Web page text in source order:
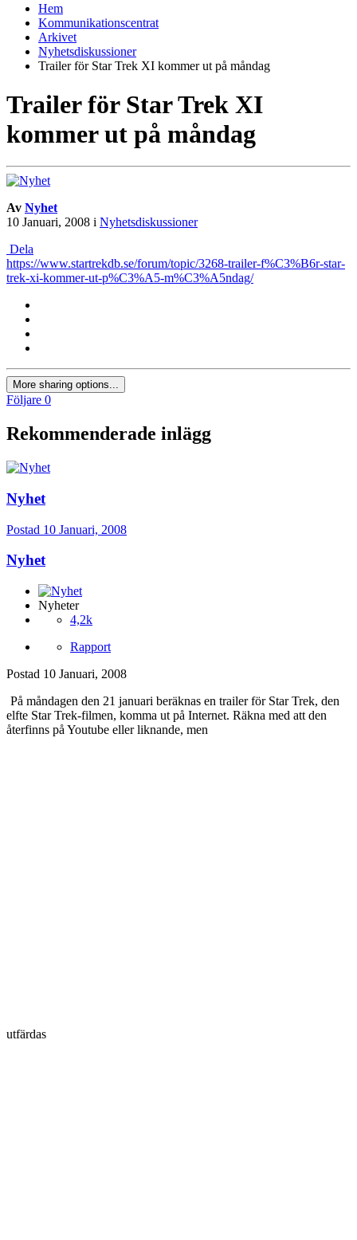
Hem
Kommunikationscentrat
Arkivet
Nyhetsdiskussioner
Trailer för Star Trek XI kommer ut på måndag
Trailer för Star Trek XI
kommer ut på måndag
Av Nyhet
10 Januari, 2008 i Nyhetsdiskussioner
Dela
https://www.startrekdb.se/forum/topic/3268-trailer-f%C3%B6r-star-
trek-xi-kommer-ut-p%C3%A5-m%C3%A5ndag/
More sharing options...
Följare 0
Rekommenderade inlägg
Nyhet
Postad 10 Januari, 2008
Nyhet
Nyheter
4,2k
Rapport
Postad 10 Januari, 2008
På måndagen den 21 januari beräknas en trailer för Star Trek, den
elfte Star Trek-filmen, komma ut på Internet. Räkna med att den
återfinns på Youtube eller liknande, men
utfärdas